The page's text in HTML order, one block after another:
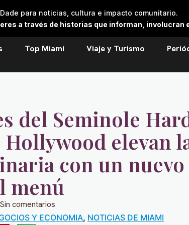
para noticias, cultura e impacto comunitario.
a través de historias que informan, involucran
Top Miami Viaje y Turismo
del Seminole
elevan
con un nuevo
menú
Sin comentarios
Y ECONOMIA, NOTICIAS DE MIAMI